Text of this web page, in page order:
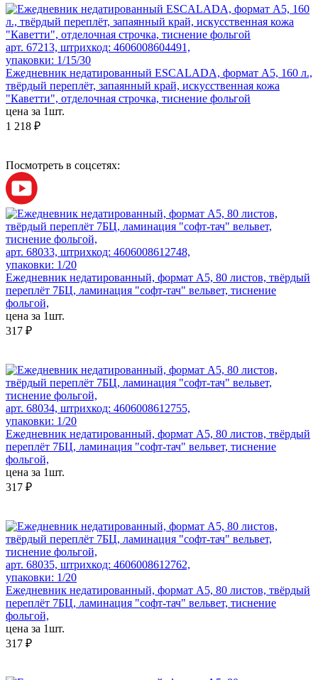
арт. 67213, штрихкод: 4606008604491,
упаковки: 1/15/30
Ежедневник недатированный ESCALADA, формат А5, 160 л.,
твёрдый переплёт, запаянный край, искусственная кожа
"Каветти", отделочная строчка, тиснение фольгой
цена за 1шт.
1 218 ₽
Посмотреть в соцсетях:
арт. 68033, штрихкод: 4606008612748,
упаковки: 1/20
Ежедневник недатированный, формат А5, 80 листов, твёрдый
переплёт 7БЦ, ламинация "софт-тач" вельвет, тиснение
фольгой,
цена за 1шт.
317 ₽
арт. 68034, штрихкод: 4606008612755,
упаковки: 1/20
Ежедневник недатированный, формат А5, 80 листов, твёрдый
переплёт 7БЦ, ламинация "софт-тач" вельвет, тиснение
фольгой,
цена за 1шт.
317 ₽
арт. 68035, штрихкод: 4606008612762,
упаковки: 1/20
Ежедневник недатированный, формат А5, 80 листов, твёрдый
переплёт 7БЦ, ламинация "софт-тач" вельвет, тиснение
фольгой,
цена за 1шт.
317 ₽